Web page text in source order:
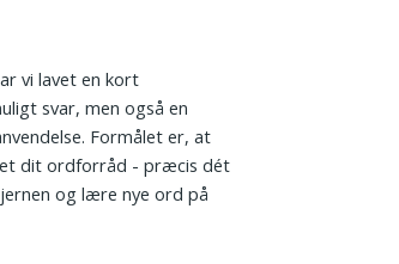
vi lavet en kort
svar, men også en
Formålet er, at
dit ordforråd - præcis dét
og lære nye ord på